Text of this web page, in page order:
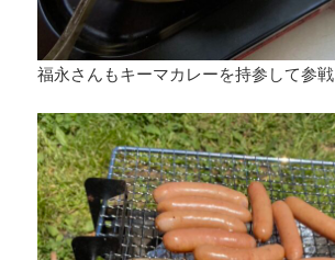
福永さんもキーマカレーを持参して参戦